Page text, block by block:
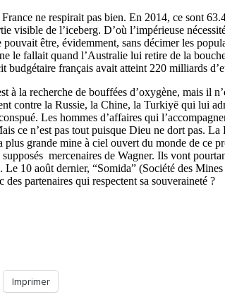
ne respirait pas bien. En 2014, ce sont
visible de l’iceberg. D’où l’impérieuse
pouvait être, évidemment, sans décimer les
le fallait quand l’Australie lui retire de la
budgétaire français avait atteint 220 milliards
à la recherche de bouffées d’oxygène, mais il
contre la Russie, la Chine, la Turkiyë qui lui
Les hommes d’affaires qui
ce n’est pas tout puisque Dieu ne dort pas.
plus grande mine à ciel ouvert du monde de
mercenaires de Wagner. Ils vont
10 août dernier, “Somida” (Société des
partenaires qui respectent sa souveraineté ?
Imprimer